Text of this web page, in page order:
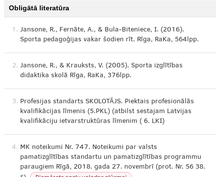
Obligātā literatūra
1. Jansone, R., Fernāte, A., & Bula-Biteniece, I. (2016).
Sporta pedagoģijas vakar šodien rīt. Rīga, RaKa, 564lpp.
2. Jansone, R., & Krauksts, V. (2005). Sporta izglītības
didaktika skolā Rīga, RaKa, 376lpp.
3. Profesijas standarts SKOLOTĀJS. Piektais profesionālās
kvalifikācijas līmenis (5.PKL) (atbilst sestajam Latvijas
kvalifikāciju ietvarstruktūras līmenim ( 6. LKI)
4. MK noteikumi Nr. 747. Noteikumi par valsts
pamatizglītības standartu un pamatizglītības programmu
paraugiem Rīgā, 2018. gada 27. novembrī (prot. Nr. 56 38.